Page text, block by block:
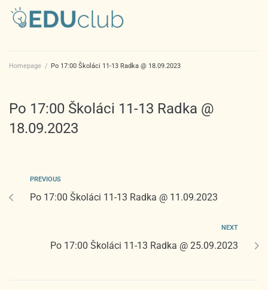
Homepage / Po 17:00 Školáci 11-13 Radka @ 18.09.2023
Po 17:00 Školáci 11-13 Radka @
18.09.2023
PREVIOUS
Po 17:00 Školáci 11-13 Radka @ 11.09.2023
NEXT
Po 17:00 Školáci 11-13 Radka @ 25.09.2023